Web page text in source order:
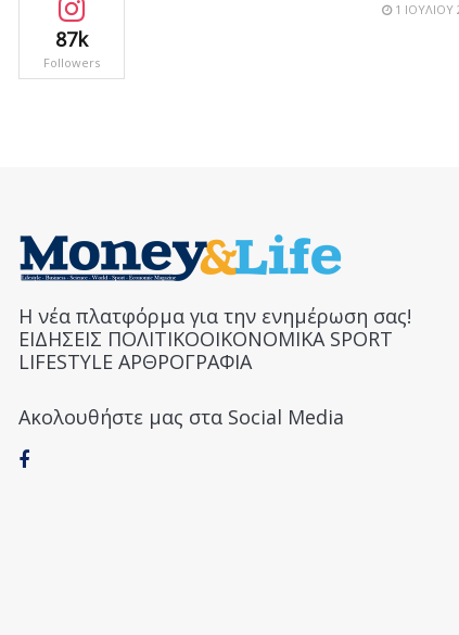
1 ΙΟΥΛΊΟΥ
87k
Followers
Η νέα πλατφόρμα για την ενημέρωση σας!
ΕΙΔΗΣΕΙΣ ΠΟΛΙΤΙΚΟΟΙΚΟΝΟΜΙΚΑ SPORT
LIFESTYLE ΑΡΘΡΟΓΡΑΦΙΑ
Ακολουθήστε μας στα Social Media